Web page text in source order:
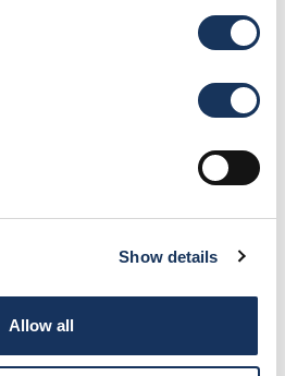
Show details
Allow all
processo assicurativo. Siamo
esperienza di viaggio unica e
info@ionionsails.com